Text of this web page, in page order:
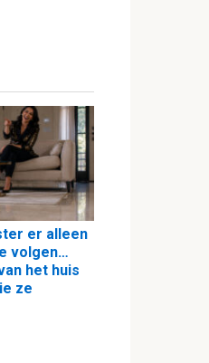
er alleen
volgen…
het huis
ze